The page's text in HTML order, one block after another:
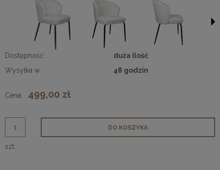
Dostępność:
duża ilość
Wysyłka w:
48 godzin
Cena: 499,00 zł
szt.
DO KOSZYKA